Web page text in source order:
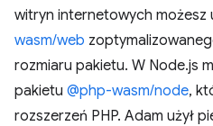
witryn internetowych możesz
wasm/web
rozmiaru pakietu. W Node.js
pakietu @php-wasm/node,
rozszerzeń PHP. Adam użył